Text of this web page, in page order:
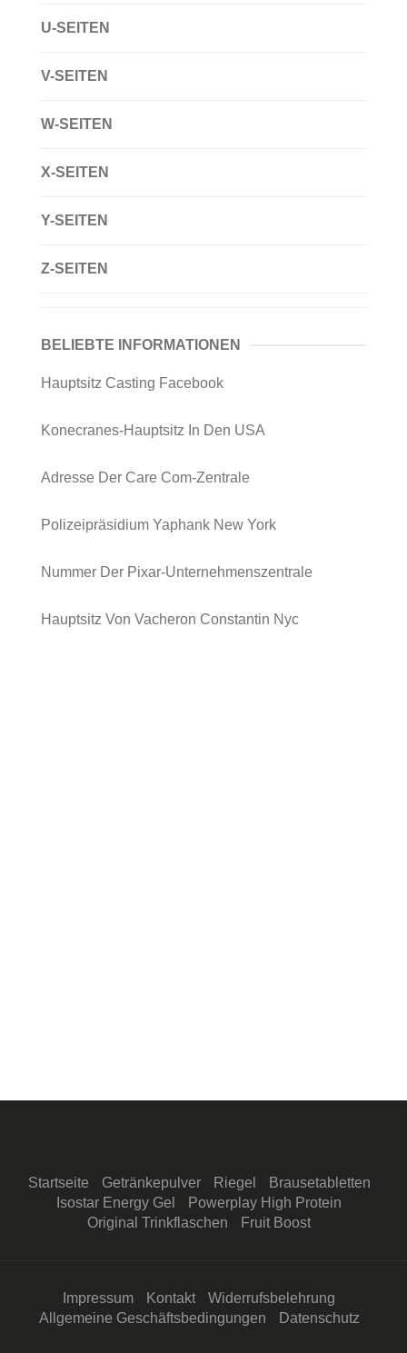
U-SEITEN
V-SEITEN
W-SEITEN
X-SEITEN
Y-SEITEN
Z-SEITEN
BELIEBTE INFORMATIONEN
Hauptsitz Casting Facebook
Konecranes-Hauptsitz In Den USA
Adresse Der Care Com-Zentrale
Polizeipräsidium Yaphank New York
Nummer Der Pixar-Unternehmenszentrale
Hauptsitz Von Vacheron Constantin Nyc
Startseite Getränkepulver Riegel
Brausetabletten
Isostar Energy Gel
Powerplay High Protein
Original Trinkflaschen
Fruit Boost
Impressum Kontakt
Widerrufsbelehrung
Allgemeine Geschäftsbedingungen
Datenschutz